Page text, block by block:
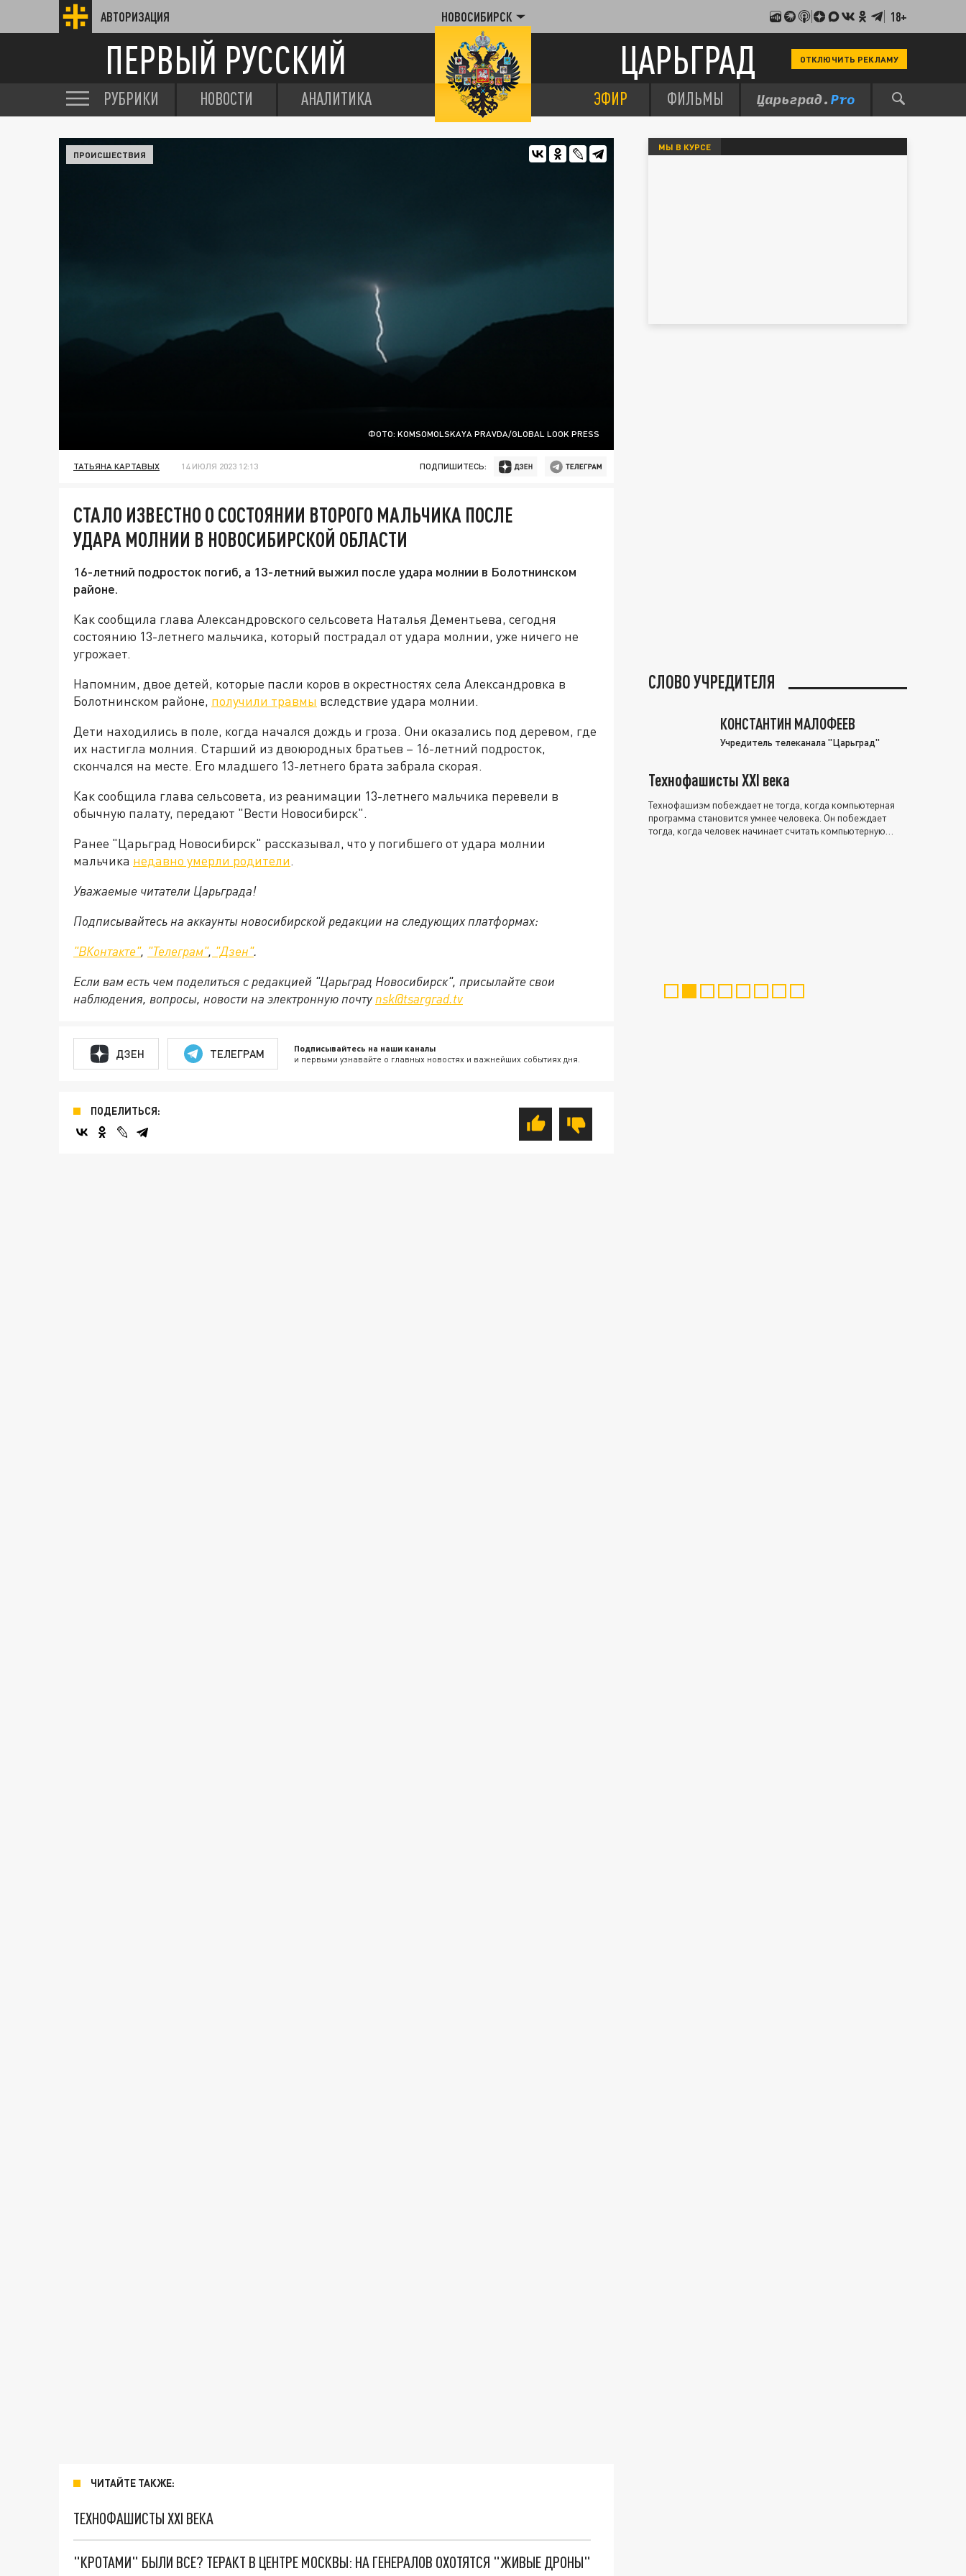
АВТОРИЗАЦИЯ НОВОСИБИРСК 18+
ПЕРВЫЙ РУССКИЙ ЦАРЬГРАД ОТКЛЮЧИТЬ РЕКЛАМУ
РУБРИКИ НОВОСТИ АНАЛИТИКА ЭФИР ФИЛЬМЫ
ФОТО: KOMSOMOLSKAYA PRAVDA/GLOBAL LOOK PRESS
ПРОИСШЕСТВИЯ
ТАТЬЯНА КАРТАВЫХ 14 ИЮЛЯ 2023 12:13 ПОДПИШИТЕСЬ:
СТАЛО ИЗВЕСТНО О СОСТОЯНИИ ВТОРОГО МАЛЬЧИКА ПОСЛЕ
УДАРА МОЛНИИ В НОВОСИБИРСКОЙ ОБЛАСТИ
16-летний подросток погиб, а 13-летний выжил после удара молнии в Болотнинском
районе.
Как сообщила глава Александровского сельсовета Наталья Дементьева, сегодня
состоянию 13-летнего мальчика, который пострадал от удара молнии, уже ничего не
угрожает.
Напомним, двое детей, которые пасли коров в окрестностях села Александровка в
Болотнинском районе, получили травмы вследствие удара молнии.
Дети находились в поле, когда начался дождь и гроза. Они оказались под деревом, где
их настигла молния. Старший из двоюродных братьев – 16-летний подросток,
скончался на месте. Его младшего 13-летнего брата забрала скорая.
Как сообщила глава сельсовета, из реанимации 13-летнего мальчика перевели в
обычную палату, передают "Вести Новосибирск".
Ранее "Царьград Новосибирск" рассказывал, что у погибшего от удара молнии
мальчика недавно умерли родители.
Уважаемые читатели Царьграда!
Подписывайтесь на аккаунты новосибирской редакции на следующих платформах:
"ВКонтакте", "Телеграм", "Дзен".
Если вам есть чем поделиться с редакцией "Царьград Новосибирск", присылайте свои
наблюдения, вопросы, новости на электронную почту nsk@tsargrad.tv
ДЗЕН ТЕЛЕГРАМ Подписывайтесь на наши каналы
и первыми узнавайте о главных новостях и важнейших событиях дня.
ПОДЕЛИТЬСЯ:
ЧИТАЙТЕ ТАКЖЕ:
ТЕХНОФАШИСТЫ XXI ВЕКА
"КРОТАМИ" БЫЛИ ВСЕ? ТЕРАКТ В ЦЕНТРЕ МОСКВЫ: НА ГЕНЕРАЛОВ ОХОТЯТСЯ "ЖИВЫЕ ДРОНЫ"
МЫ В КУРСЕ
СЛОВО УЧРЕДИТЕЛЯ
КОНСТАНТИН МАЛОФЕЕВ
Учредитель телеканала "Царьград"
Технофашисты XXI века
Технофашизм побеждает не тогда, когда компьютерная
программа становится умнее человека. Он побеждает
тогда, когда человек начинает считать компьютерную